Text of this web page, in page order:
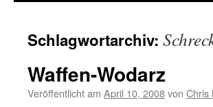
Schlagwortarchiv:
Waffen-Wodarz
Veröffentlicht am April 10, 2008von Chris